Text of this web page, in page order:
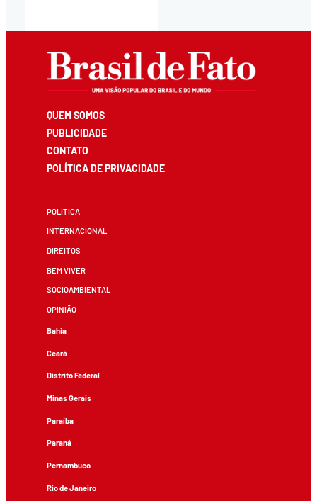
QUEM SOMOS
PUBLICIDADE
CONTATO
POLÍTICA DE PRIVACIDADE
POLÍTICA
INTERNACIONAL
DIREITOS
BEM VIVER
SOCIOAMBIENTAL
OPINIÃO
Bahia
Ceará
Distrito Federal
Minas Gerais
Paraíba
Paraná
Pernambuco
Rio de Janeiro